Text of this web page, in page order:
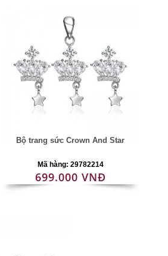
Bộ trang sức Crown And Star
Mã hàng: 29782214
699.000 VNĐ